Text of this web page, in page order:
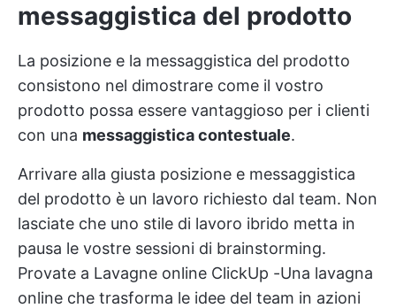
messaggistica del prodotto
La posizione e la messaggistica del prodotto
consistono nel dimostrare come il vostro
prodotto possa essere vantaggioso per i clienti
con una messaggistica contestuale.
Arrivare alla giusta posizione e messaggistica
del prodotto è un lavoro richiesto dal team. Non
lasciate che uno stile di lavoro ibrido metta in
pausa le vostre sessioni di brainstorming.
Provate a Lavagne online ClickUp -Una lavagna
online che trasforma le idee del team in azioni